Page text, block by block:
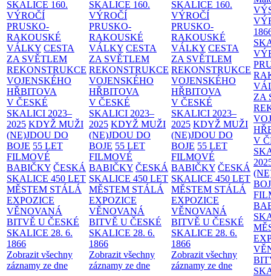
SKALICE 160.
VÝROČÍ
PRUSKO-
RAKOUSKÉ
VÁLKY CESTA
ZA SVĚTLEM
REKONSTRUKCE
VOJENSKÉHO
HŘBITOVA
V ČESKÉ
SKALICI 2023–
2025 KDYŽ MUŽI
(NE)JDOU DO
BOJE 55 LET
FILMOVÉ
BABIČKY ČESKÁ
SKALICE 450 LET
MĚSTEM STÁLÁ
EXPOZICE
VĚNOVANÁ
BITVĚ U ČESKÉ
SKALICE 28. 6.
1866
Zobrazit všechny
záznamy ze dne
SKALICE 160.
VÝROČÍ
PRUSKO-
RAKOUSKÉ
VÁLKY CESTA
ZA SVĚTLEM
REKONSTRUKCE
VOJENSKÉHO
HŘBITOVA
V ČESKÉ
SKALICI 2023–
2025 KDYŽ MUŽI
(NE)JDOU DO
BOJE 55 LET
FILMOVÉ
BABIČKY ČESKÁ
SKALICE 450 LET
MĚSTEM STÁLÁ
EXPOZICE
VĚNOVANÁ
BITVĚ U ČESKÉ
SKALICE 28. 6.
1866
Zobrazit všechny
záznamy ze dne
SKALICE 160.
VÝROČÍ
PRUSKO-
RAKOUSKÉ
VÁLKY CESTA
ZA SVĚTLEM
REKONSTRUKCE
VOJENSKÉHO
HŘBITOVA
V ČESKÉ
SKALICI 2023–
2025 KDYŽ MUŽI
(NE)JDOU DO
BOJE 55 LET
FILMOVÉ
BABIČKY ČESKÁ
SKALICE 450 LET
MĚSTEM STÁLÁ
EXPOZICE
VĚNOVANÁ
BITVĚ U ČESKÉ
SKALICE 28. 6.
1866
Zobrazit všechny
záznamy ze dne
ZA
V